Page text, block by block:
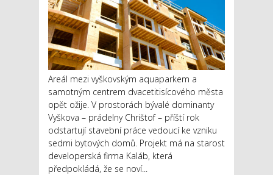
Areál mezi vyškovským aquaparkem a
samotným centrem dvacetitisícového města
opět ožije. V prostorách bývalé dominanty
Vyškova – prádelny Chrištof – příští rok
odstartují stavební práce vedoucí ke vzniku
sedmi bytových domů. Projekt má na starost
developerská firma Kaláb, která
předpokládá, že se noví...